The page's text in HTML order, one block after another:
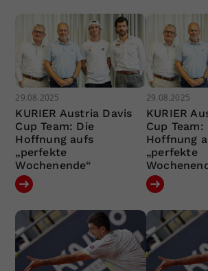
29.08.2025
KURIER Austria Davis
Cup Team: Die
Hoffnung aufs
„perfekte
Wochenende“
29.08.2025
KURIER
Cup Team:
Hoffnung
„perfekte